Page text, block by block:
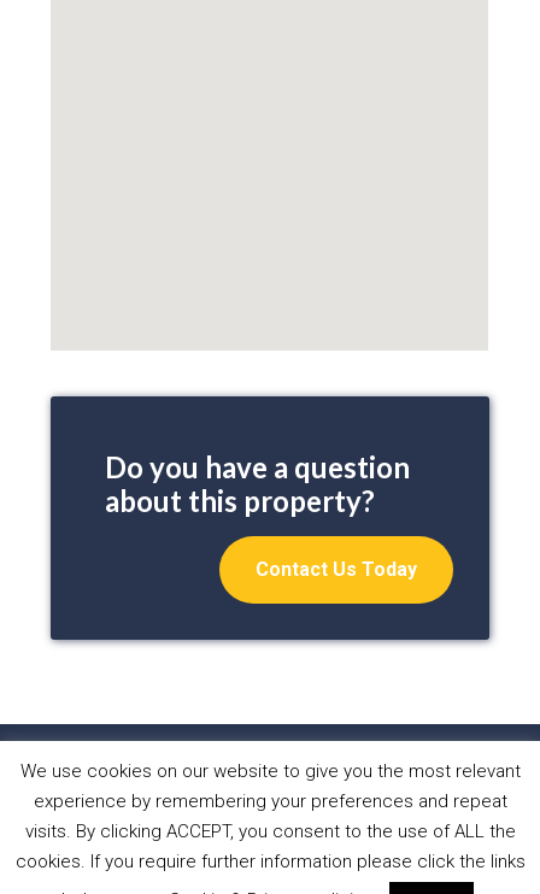
Do you have a question
about this property?
Contact Us Today
HOME PROPERTIES
ABOUT US
WHAT WE DO
NEWS CONTACT
Copyright © 2026 Sol Casa Properties •Privacy Policy•
We use cookies on our website to give you the most relevant
experience by remembering your preferences and repeat
visits. By clicking ACCEPT, you consent to the use of ALL the
cookies. If you require further information please click the links